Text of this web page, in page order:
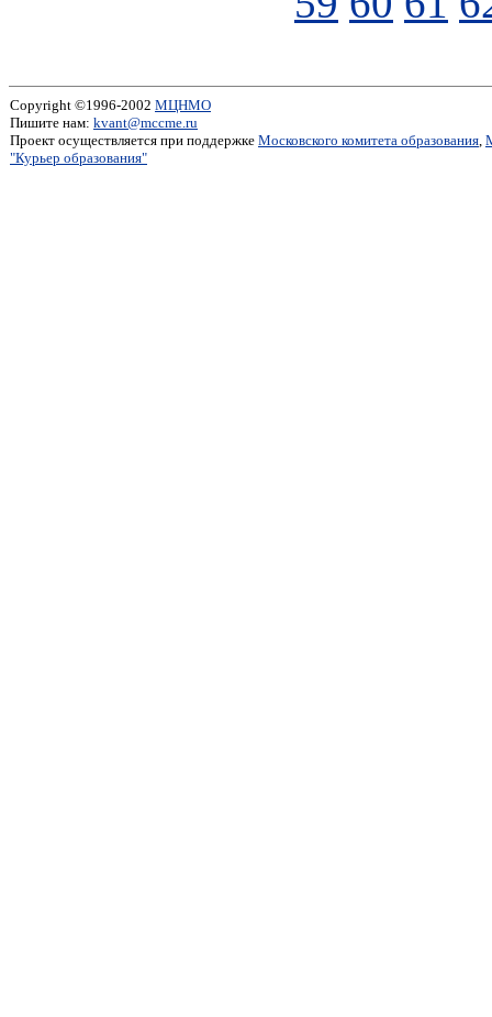
Copyright ©1996-2002 МЦНМО
Пишите нам: kvant@mccme.ru
Проект осуществляется при поддержке Московского комитета образования,
"Курьер образования"